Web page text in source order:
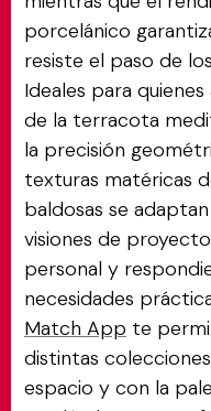
porcelánico
resiste el paso de
Ideales para
de la terracota
la precisión
texturas matéricas
baldosas se
visiones de
personal y
necesidades
Match App te
distintas
espacio y con la